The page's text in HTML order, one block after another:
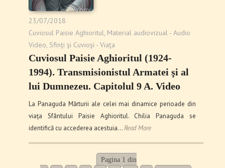
23/07/2018
Cuviosul Paisie Aghioritul, Material audiovizual - Audio
Video, Sfinţi şi Cuvioşi - Viaţa
Cuviosul Paisie Aghioritul (1924-
1994). Transmisionistul Armatei şi al
lui Dumnezeu. Capitolul 9 A. Video
La Panaguda Mărturii ale celei mai dinamice perioade din
viața Sfântului Paisie Aghioritul. Chilia Panaguda se
identifică cu accederea acestuia…Read More
Pagina 1 din